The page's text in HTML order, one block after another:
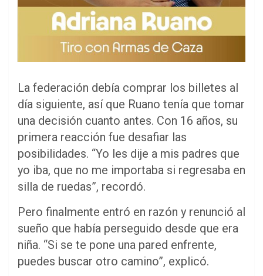
La federación debía comprar los billetes al
día siguiente, así que Ruano tenía que tomar
una decisión cuanto antes. Con 16 años, su
primera reacción fue desafiar las
posibilidades. “Yo les dije a mis padres que
yo iba, que no me importaba si regresaba en
silla de ruedas”, recordó.
Pero finalmente entró en razón y renunció al
sueño que había perseguido desde que era
niña. “Si se te pone una pared enfrente,
puedes buscar otro camino”, explicó.